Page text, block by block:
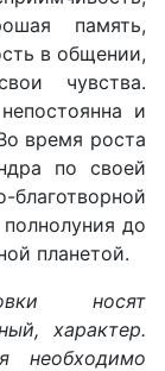
память,
в общении,
чувства.
и
время роста
по своей
до
планетой.
носят
характер.
необходимо